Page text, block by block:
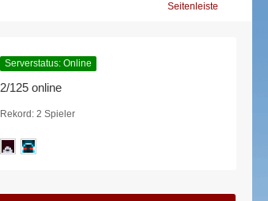
Seitenleiste
Serverstatus: Online
2/125 online
Rekord: 2 Spieler